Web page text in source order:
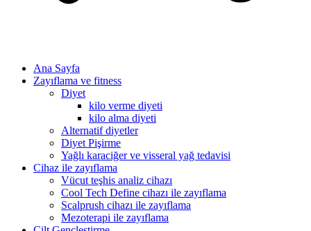
Ana Sayfa
Zayıflama ve fitness
Diyet
kilo verme diyeti
kilo alma diyeti
Alternatif diyetler
Diyet Pişirme
Yağlı karaciğer ve visseral yağ tedavisi
Cihaz ile zayıflama
Vücut teşhis analiz cihazı
Cool Tech Define cihazı ile zayıflama
Scalprush cihazı ile zayıflama
Mezoterapi ile zayıflama